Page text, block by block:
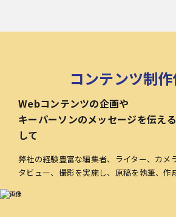
コンテンツ制
Webコンテンツの企画や
キーパーソンのメッセージを伝え
して
弊社の経験豊富な編集者、ライター、カメ
タビュー、撮影を実施し、原稿を執筆、作